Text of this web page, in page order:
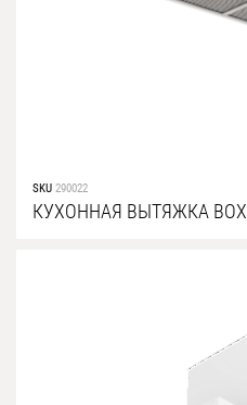
SKU 290022
КУХОННАЯ ВЫТЯЖКА BOX